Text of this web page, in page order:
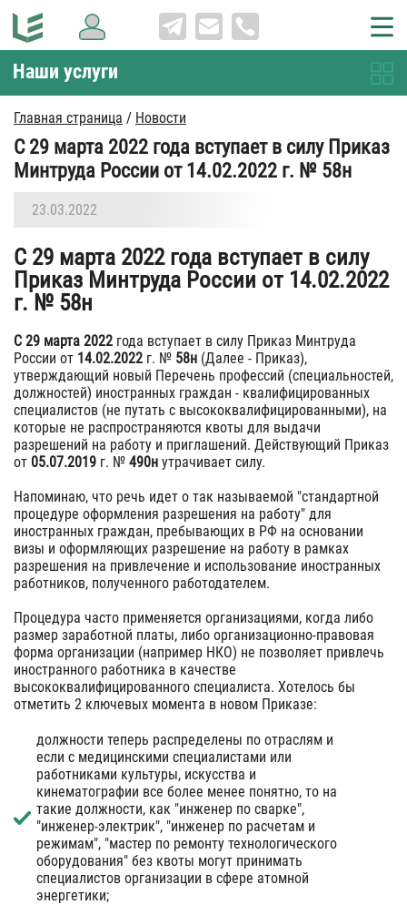
Наши услуги
Главная страница / Новости
С 29 марта 2022 года вступает в силу Приказ
Минтруда России от 14.02.2022 г. № 58н
23.03.2022
С 29 марта 2022 года вступает в силу
Приказ Минтруда России от 14.02.2022
г. № 58н
С 29 марта 2022 года вступает в силу Приказ Минтруда
России от 14.02.2022 г. № 58н (Далее - Приказ),
утверждающий новый Перечень профессий (специальностей,
должностей) иностранных граждан - квалифицированных
специалистов (не путать с высококвалифицированными), на
которые не распространяются квоты для выдачи
разрешений на работу и приглашений. Действующий Приказ
от 05.07.2019 г. № 490н утрачивает силу.
Напоминаю, что речь идет о так называемой "стандартной
процедуре оформления разрешения на работу" для
иностранных граждан, пребывающих в РФ на основании
визы и оформляющих разрешение на работу в рамках
разрешения на привлечение и использование иностранных
работников, полученного работодателем.
Процедура часто применяется организациями, когда либо
размер заработной платы, либо организационно-правовая
форма организации (например НКО) не позволяет привлечь
иностранного работника в качестве
высококвалифицированного специалиста. Хотелось бы
отметить 2 ключевых момента в новом Приказе:
должности теперь распределены по отраслям и
если с медицинскими специалистами или
работниками культуры, искусства и
кинематографии все более менее понятно, то на
такие должности, как "инженер по сварке",
"инженер‐электрик", "инженер по расчетам и
режимам", "мастер по ремонту технологического
оборудования" без квоты могут принимать
специалистов организации в сфере атомной
энергетики;